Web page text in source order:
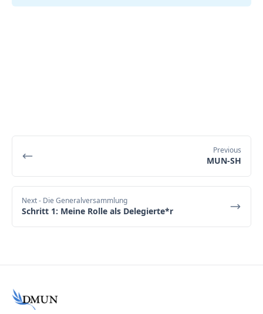
Previous
MUN-SH
Next- Die Generalversammlung
Schritt 1: Meine Rolle als Delegierte*r